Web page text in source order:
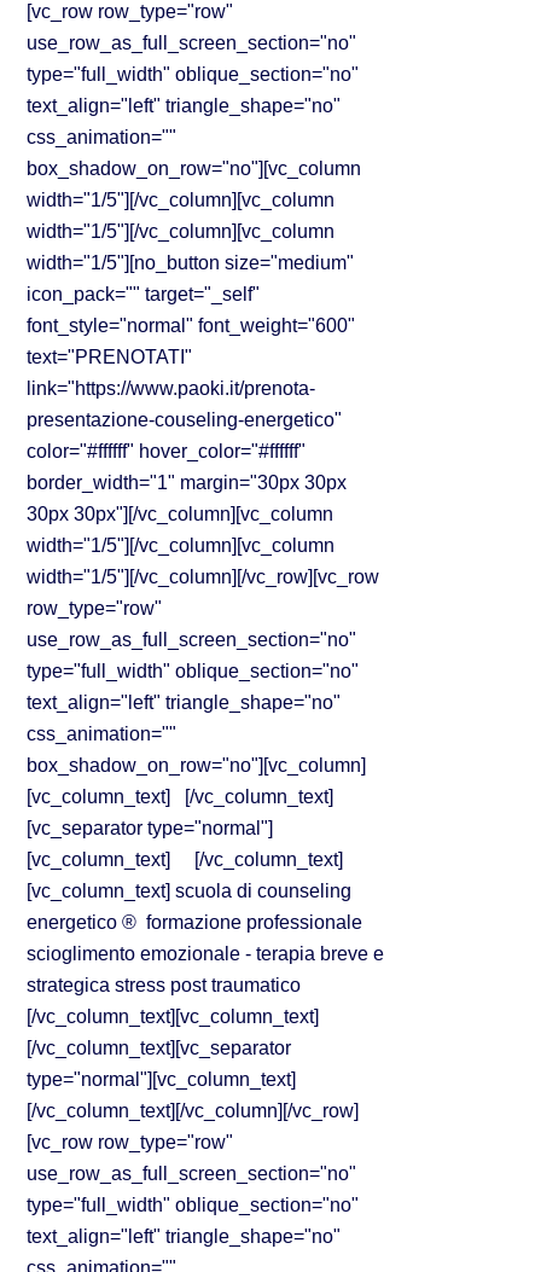
[vc_row row_type="row"
use_row_as_full_screen_section="no"
type="full_width" oblique_section="no"
text_align="left" triangle_shape="no"
css_animation=""
box_shadow_on_row="no"][vc_column
width="1/5"][/vc_column][vc_column
width="1/5"][/vc_column][vc_column
width="1/5"][no_button size="medium"
icon_pack="" target="_self"
font_style="normal" font_weight="600"
text="PRENOTATI"
link="https://www.paoki.it/prenota-
presentazione-couseling-energetico"
color="#ffffff" hover_color="#ffffff"
border_width="1" margin="30px 30px
30px 30px"][/vc_column][vc_column
width="1/5"][/vc_column][vc_column
width="1/5"][/vc_column][/vc_row][vc_row
row_type="row"
use_row_as_full_screen_section="no"
type="full_width" oblique_section="no"
text_align="left" triangle_shape="no"
css_animation=""
box_shadow_on_row="no"][vc_column]
[vc_column_text] [/vc_column_text]
[vc_separator type="normal"]
[vc_column_text] [/vc_column_text]
[vc_column_text] scuola di counseling
energetico ® formazione professionale
scioglimento emozionale - terapia breve e
strategica stress post traumatico
[/vc_column_text][vc_column_text]
[/vc_column_text][vc_separator
type="normal"][vc_column_text]
[/vc_column_text][/vc_column][/vc_row]
[vc_row row_type="row"
use_row_as_full_screen_section="no"
type="full_width" oblique_section="no"
text_align="left" triangle_shape="no"
css_animation=""